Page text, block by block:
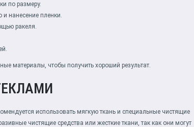
по размеру.
и нанесение пленки.
ракеля.
материалы, чтобы получить хороший результат.
использовать мягкую ткань и специальные чистящие
чистящие средства или жесткие ткани, так как они могут